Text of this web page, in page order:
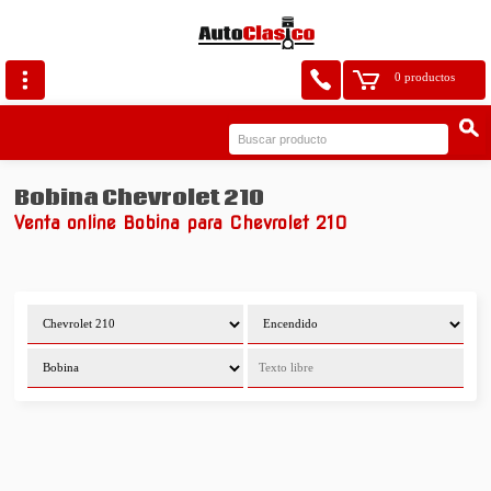
0 productos
Bobina Chevrolet 210
Venta online Bobina para Chevrolet 210